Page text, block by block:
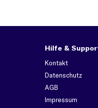
Hilfe &
Kontakt
Datenschutz
AGB
Impressum